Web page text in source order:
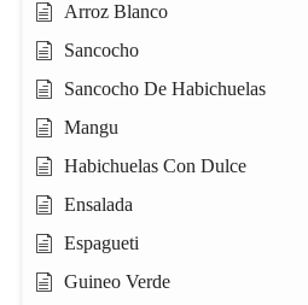
Arroz Blanco
Sancocho
Sancocho De Habichuelas
Mangu
Habichuelas Con Dulce
Ensalada
Espagueti
Guineo Verde